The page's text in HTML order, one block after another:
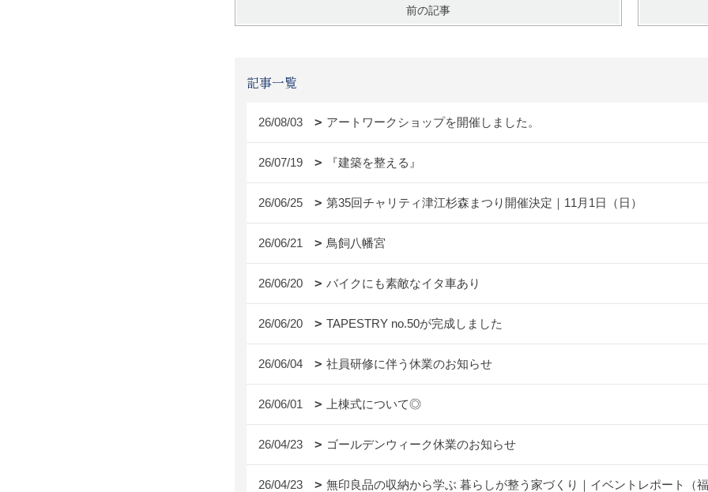
前の記事
記事一覧
26/08/03 アートワークショップを開催しました。
26/07/19 『建築を整える』
26/06/25 第35回チャリティ津江杉森まつり開催決定｜11月1日（日）
26/06/21 鳥飼八幡宮
26/06/20 バイクにも素敵なイタ車あり
26/06/20 TAPESTRY no.50が完成しました
26/06/04 社員研修に伴う休業のお知らせ
26/06/01 上棟式について◎
26/04/23 ゴールデンウィーク休業のお知らせ
26/04/23 無印良品の収納から学ぶ 暮らしが整う家づくり｜イベントレポート（